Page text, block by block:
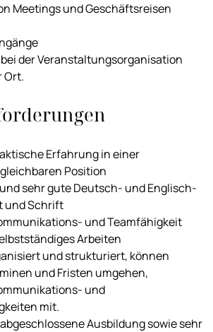
Meetings und Geschäftsreisen
der Veranstaltungsorganisation
Ort.
Erfahrung in einer
Position
sehr gute Deutsch- und Englisch-
und Schrift
und Teamfähigkeit
Arbeiten
und strukturiert, können
und Fristen umgehen,
und
mit.
Ausbildung sowie sehr